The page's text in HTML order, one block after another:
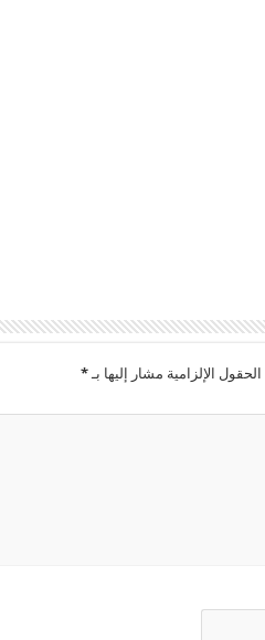
الحقول الإلزامية مشار إليها بـ*